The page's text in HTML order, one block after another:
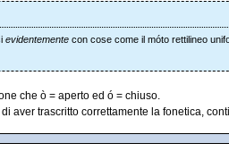
evidentemente con cose come il móto rettilineo
che ò = aperto ed ó = chiuso.
aver trascritto correttamente la fonetica,